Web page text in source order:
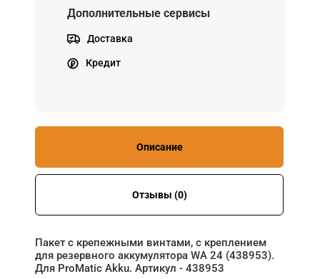
Дополнительные сервисы
Доставка
Кредит
Описание
Отзывы (0)
Пакет с крепежными винтами, с креплением
для резервного аккумулятора WA 24 (438953).
Для ProMatic Akku. Артикул - 438953